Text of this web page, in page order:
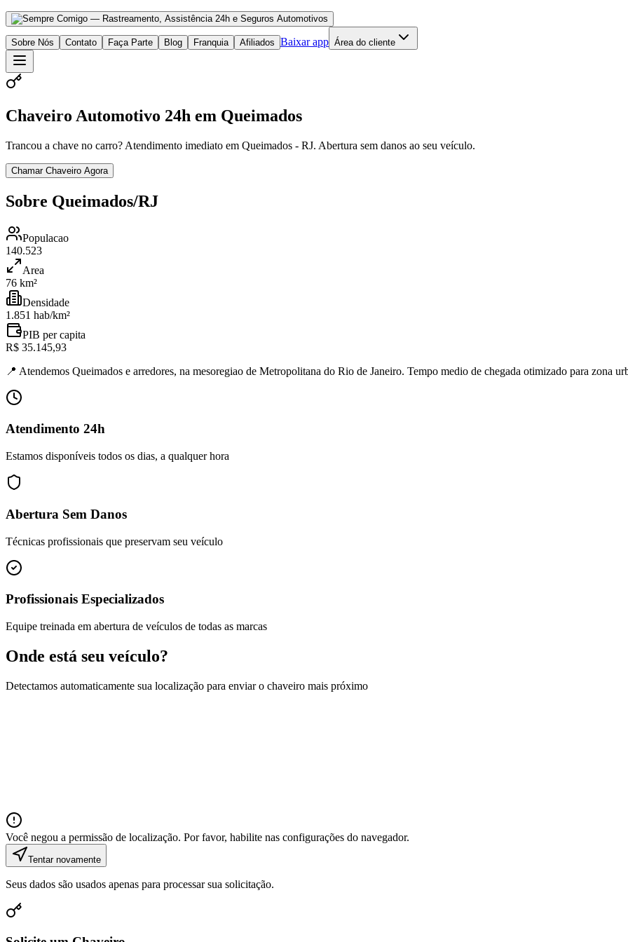
Sobre Nós Contato Faça Parte Blog Franquia Afiliados Baixar app Área do cliente
Chaveiro Automotivo 24h em Queimados
Trancou a chave no carro? Atendimento imediato em Queimados - RJ. Abertura sem danos ao seu veículo.
Chamar Chaveiro Agora
Sobre Queimados/RJ
Populacao
140.523
Area
76 km²
Densidade
1.851 hab/km²
PIB per capita
R$ 35.145,93
📍 Atendemos Queimados e arredores, na mesoregiao de Metropolitana do Rio de Janeiro. Tempo medio de chegada otimizado para zona
Atendimento 24h
Estamos disponíveis todos os dias, a qualquer hora
Abertura Sem Danos
Técnicas profissionais que preservam seu veículo
Profissionais Especializados
Equipe treinada em abertura de veículos de todas as marcas
Onde está seu veículo?
Detectamos automaticamente sua localização para enviar o chaveiro mais próximo
Você negou a permissão de localização. Por favor, habilite nas configurações do navegador.
Tentar novamente
Seus dados são usados apenas para processar sua solicitação.